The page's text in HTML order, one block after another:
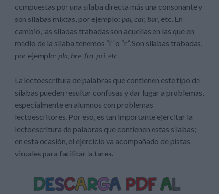
compuestas por una sílaba directa más una consonante y
son sílabas mixtas, por ejemplo: pal, car, bur, etc. En
cambio, las sílabas trabadas son aquellas en las que en
medio de la sílaba tenemos “l” o “r”. Son sílabas trabadas,
por ejemplo: pla, bre, fra, pri, etc.
La lectoescritura de palabras que contienen este tipo de
sílabas pueden resultar confusas y dar lugar a problemas,
especialmente en alumnos con problemas
lectoescritores. Por eso, es tan importante ejercitar la
lectoescritura de palabras que contienen estas sílabas;
en esta ocasión, el ejercicio va acompañado de pistas
visuales para facilitar la tarea.